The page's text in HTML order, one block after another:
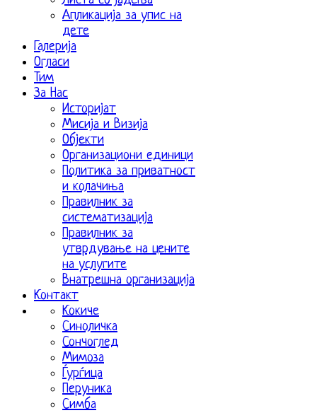
Апликација за упис на
дете
Галерија
Огласи
Тим
За Нас
Историјат
Мисија и Визија
Објекти
Организациони единици
Политика за приватност
и колачиња
Правилник за
систематизација
Правилник за
утврдување на цените
на услугите
Внатрешна организација
Контакт
Кокиче
Синоличка
Сончоглед
Мимоза
Ѓурѓица
Перуника
Симба